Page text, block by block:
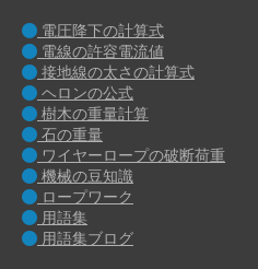
電圧降下の計算式
電線の許容電流値
接地線の太さの計算式
ヘロンの公式
樹木の重量計算
石の重量
ワイヤーロープの破断荷重
機械の豆知識
ロープワーク
用語集
用語集ブログ